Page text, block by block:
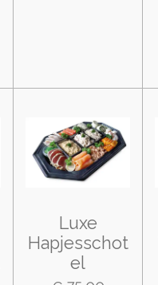
Luxe
Hapjesschot
el